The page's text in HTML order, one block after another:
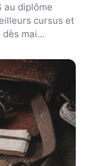
au diplôme
cursus et
mai...